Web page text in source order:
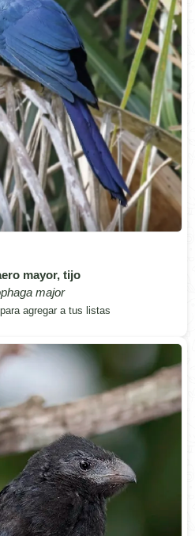
mayor, tijo
major
agregar a tus listas